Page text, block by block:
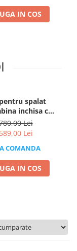
IN COS
spalat
inchisa cu
8 Bari 14L
Lei
Lei
COMANDA
IN COS